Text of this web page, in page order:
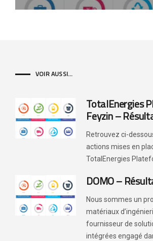
VOIR AUSSI...
TotalEnergies
Feyzin –
Retrouvez ci-
actions mises en
TotalEnergies
DOMO –
Nous sommes un
matériaux
fournisseur de
intégrées engagé